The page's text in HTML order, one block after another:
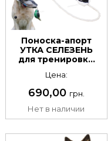
Поноска-апорт
УТКА СЕЛЕЗЕНЬ
для тренировки
Цена:
690,00 грн.
Нет в наличии